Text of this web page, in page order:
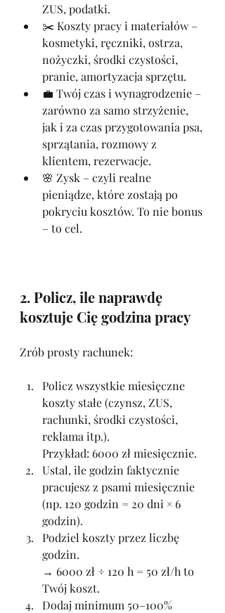
ZUS, podatki.
✂️ Koszty pracy i materiałów –
kosmetyki, ręczniki, ostrza,
nożyczki, środki czystości,
pranie, amortyzacja sprzętu.
💼 Twój czas i wynagrodzenie –
zarówno za samo strzyżenie,
jak i za czas przygotowania psa,
sprzątania, rozmowy z
klientem, rezerwacje.
🌸 Zysk – czyli realne
pieniądze, które zostają po
pokryciu kosztów. To nie bonus
– to cel.
2. Policz, ile naprawdę
kosztuje Cię godzina pracy
Zrób prosty rachunek:
Policz wszystkie miesięczne
koszty stałe (czynsz, ZUS,
rachunki, środki czystości,
reklama itp.).
Przykład: 6000 zł miesięcznie.
Ustal, ile godzin faktycznie
pracujesz z psami miesięcznie
(np. 120 godzin = 20 dni × 6
godzin).
Podziel koszty przez liczbę
godzin.
→ 6000 zł ÷ 120 h = 50 zł/h to
Twój koszt.
Dodaj minimum 50–100%